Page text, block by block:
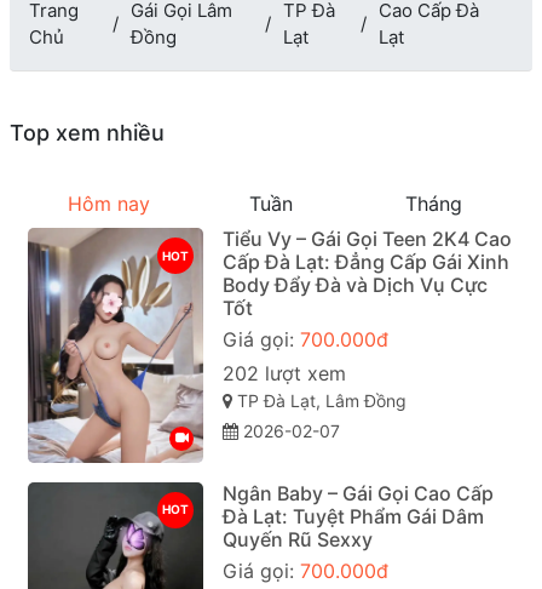
Trang
Chủ
Gái Gọi Lâm
Đồng
TP Đà
Lạt
Cao Cấp Đà
Lạt
Top xem nhiều
Hôm nay Tuần Tháng
HOT
Tiểu Vy – Gái Gọi Teen 2K4 Cao
Cấp Đà Lạt: Đẳng Cấp Gái Xinh
Body Đẩy Đà và Dịch Vụ Cực
Tốt
Giá gọi: 700.000đ
202 lượt xem
TP Đà Lạt, Lâm Đồng
2026-02-07
HOT
Ngân Baby – Gái Gọi Cao Cấp
Đà Lạt: Tuyệt Phẩm Gái Dâm
Quyến Rũ Sexxy
Giá gọi: 700.000đ